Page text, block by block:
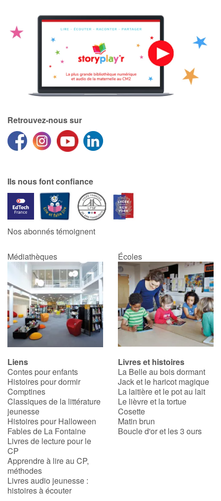
Retrouvez-nous sur
Ils nous font confiance
Nos abonnés témoignent
Médiathèques Écoles
Liens
Contes pour enfants
Histoires pour dormir
Comptines
Classiques de la littérature
jeunesse
Histoires pour Halloween
Fables de La Fontaine
Livres de lecture pour le
CP
Apprendre à lire au CP,
méthodes
Livres audio jeunesse :
histoires à écouter
Livres et histoires
La Belle au bois dormant
Jack et le haricot magique
La laitière et le pot au lait
Le lièvre et la tortue
Cosette
Matin brun
Boucle d'or et les 3 ours